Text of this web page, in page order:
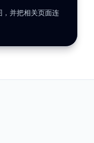
并把相关页面连